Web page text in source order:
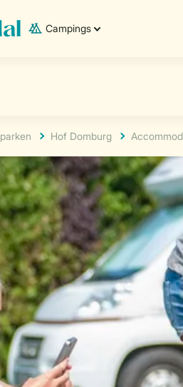
Campings
parken Hof Domburg